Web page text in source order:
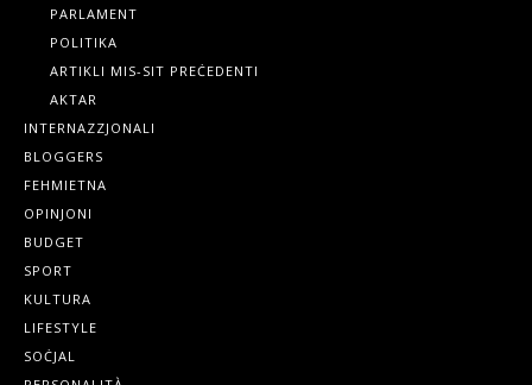
PARLAMENT
POLITIKA
ARTIKLI MIS-SIT PREĊEDENTI
AKTAR
INTERNAZZJONALI
BLOGGERS
FEHMIETNA
OPINJONI
BUDGET
SPORT
KULTURA
LIFESTYLE
SOĊJAL